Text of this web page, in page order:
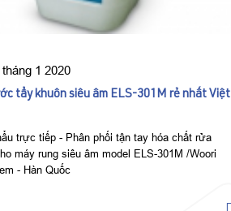
tháng 1 2020
tẩy khuôn siêu âm ELS-301M rẻ nhất Việt
trực tiếp - Phân phối tận tay hóa chất rửa
máy rung siêu âm model ELS-301M /Woori
- Hàn Quốc